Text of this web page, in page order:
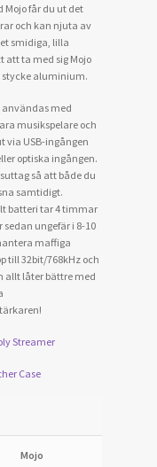
Mojo får du ut det
och kan njuta av
smidiga, lilla
att ta med sig Mojo
stycke aluminium.
användas med
musikspelare och
via USB-ingången
optiska ingången.
så att både du
samtidigt.
batteri tar 4 timmar
ungefär i 8-10
maffiga
till 32bit/768kHz och
allt låter bättre med
Streamer
Case
Mojo